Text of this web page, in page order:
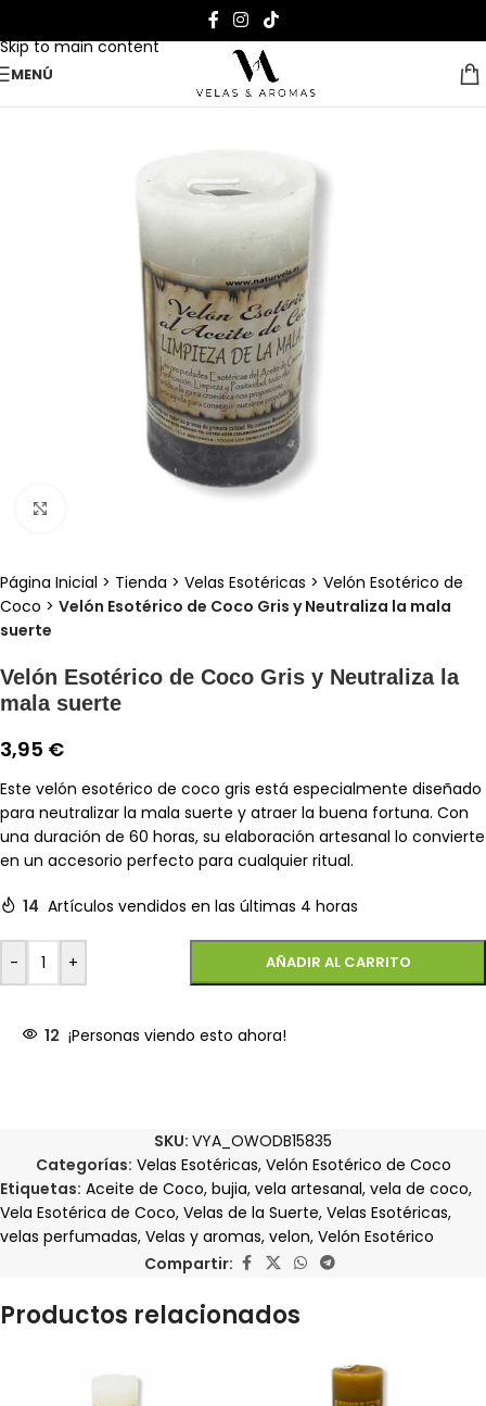
Skip to main content
MENÚ
Página Inicial > Tienda > Velas Esotéricas > Velón Esotérico de
Coco > Velón Esotérico de Coco Gris y Neutraliza la mala
suerte
Velón Esotérico de Coco Gris y Neutraliza la
mala suerte
3,95 €
Este velón esotérico de coco gris está especialmente diseñado
para neutralizar la mala suerte y atraer la buena fortuna. Con
una duración de 60 horas, su elaboración artesanal lo convierte
en un accesorio perfecto para cualquier ritual.
14 Artículos vendidos en las últimas 4 horas
- + AÑADIR AL CARRITO
12 ¡Personas viendo esto ahora!
SKU: VYA_OWODB15835
Categorías: Velas Esotéricas, Velón Esotérico de Coco
Etiquetas: Aceite de Coco, bujia, vela artesanal, vela de coco,
Vela Esotérica de Coco, Velas de la Suerte, Velas Esotéricas,
velas perfumadas, Velas y aromas, velon, Velón Esotérico
Compartir:
Productos relacionados